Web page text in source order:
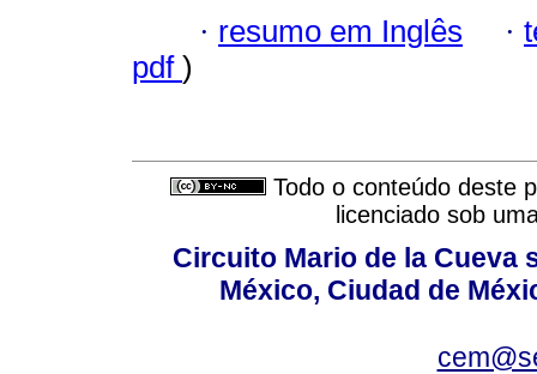
· resumo em Inglês ·
pdf )
Todo o conteúdo deste
licenciado sob
Circuito Mario de la Cueva
México, Ciudad de